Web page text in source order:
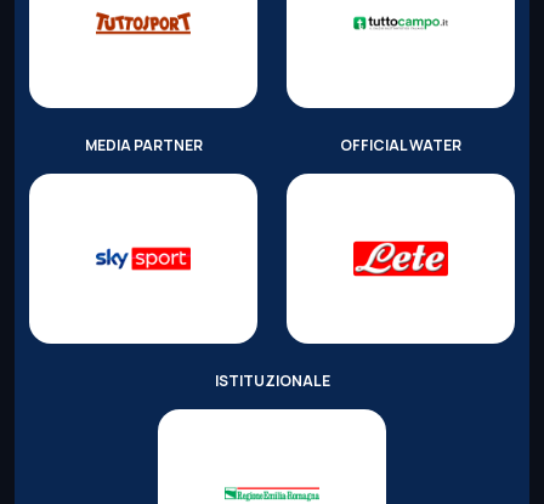
MEDIA PARTNER OFFICIAL WATER
ISTITUZIONALE